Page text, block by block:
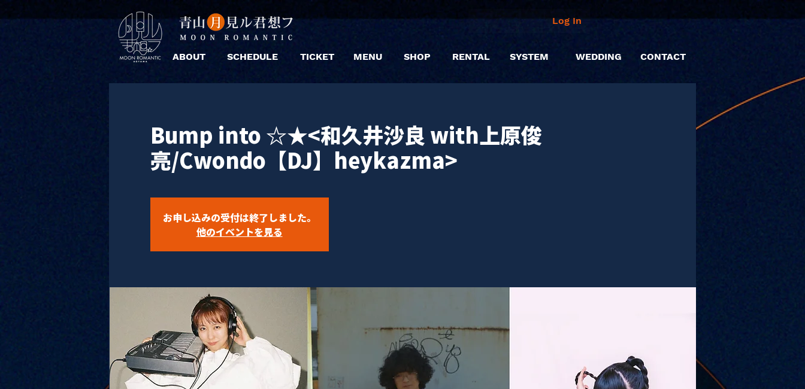
ABOUT SCHEDULE TICKET MENU SHOP
Log In
RENTAL SYSTEM WEDDING CONTACT
Bump into ☆★<和久井沙良 with上原俊
亮/Cwondo【DJ】heykazma>
お申し込みの受付は終了しました。
他のイベントを見る